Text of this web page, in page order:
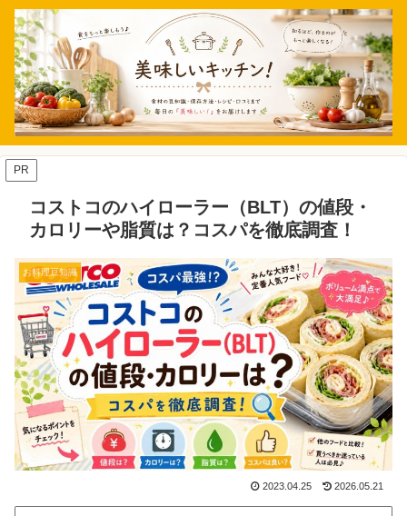
PR
コストコのハイローラー（BLT）の値段・
カロリーや脂質は？コスパを徹底調査！
お料理豆知識
2023.04.25 2026.05.21